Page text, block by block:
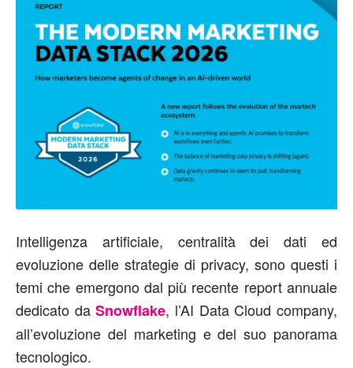
Intelligenza artificiale, centralità dei dati ed
evoluzione delle strategie di privacy, sono questi i
temi che emergono dal più recente report annuale
dedicato daSnowflake, l’AI Data Cloud company,
all’evoluzione del marketing e del suo panorama
tecnologico.